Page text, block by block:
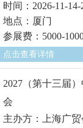
时间：2026-11-14-
地点：厦门
参展费：5000-
点击查看详情
2027（第十三届
会
主办方：上海广